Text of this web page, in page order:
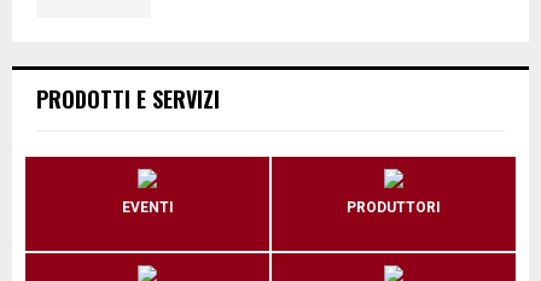
PRODOTTI E SERVIZI
EVENTI PRODUTTORI